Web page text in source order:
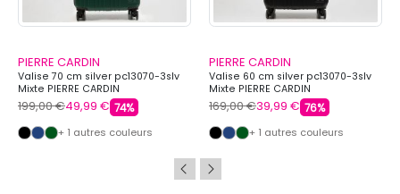
PIERRE CARDIN
Valise 70 cm silver pc13070-3slv
Mixte PIERRE CARDIN
199,00 €49,99 € 74%
+ 1 autres couleurs
PIERRE CARDIN
Valise 60 cm silver pc13070-3slv
Mixte PIERRE CARDIN
169,00 €39,99 € 76%
+ 1 autres couleurs